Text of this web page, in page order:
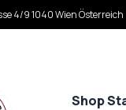
4/9 1040 Wien Österreich
Shop